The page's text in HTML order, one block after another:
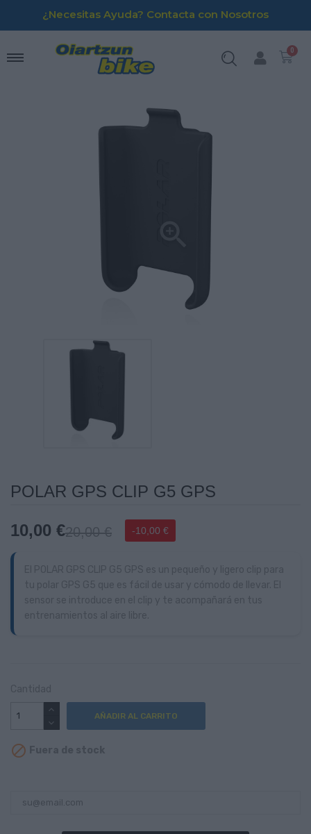
¿Necesitas Ayuda? Contacta con Nosotros
POLAR GPS CLIP G5 GPS
10,00 €20,00 € -10,00 €
AÑADIR AL CARRITO
